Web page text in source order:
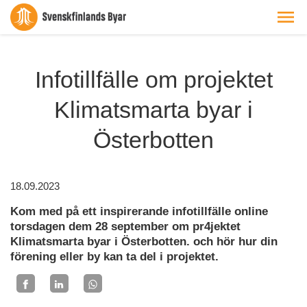
Infotillfälle om projektet
Klimatsmarta byar i
Österbotten
18.09.2023
Kom med på ett inspirerande infotillfälle online
torsdagen dem 28 september om pr4jektet
Klimatsmarta byar i Österbotten. och hör hur din
förening eller by kan ta del i projektet.